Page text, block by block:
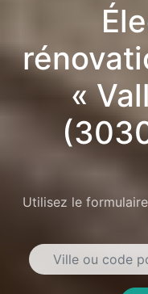
«
Utilisez le